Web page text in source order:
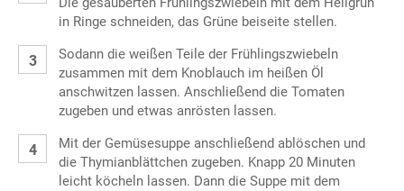
in Ringe schneiden, das Grüne beiseite stellen.
Sodann die weißen Teile der Frühlingszwiebeln
zusammen mit dem Knoblauch im heißen Öl
anschwitzen lassen. Anschließend die Tomaten
zugeben und etwas anrösten lassen.
Mit der Gemüsesuppe anschließend ablöschen und
die Thymianblättchen zugeben. Knapp 20 Minuten
leicht köcheln lassen. Dann die Suppe mit dem